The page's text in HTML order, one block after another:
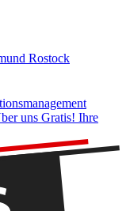
Rostock
uns Gratis! Ihre